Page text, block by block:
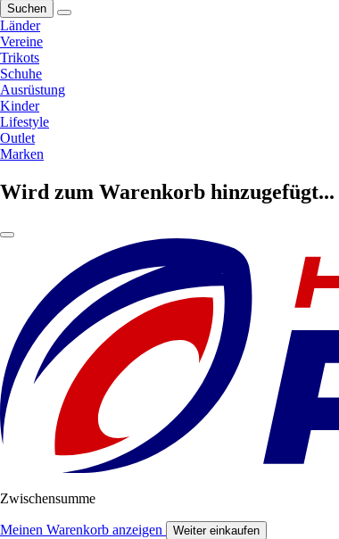
Suchen
Länder
Vereine
Trikots
Schuhe
Ausrüstung
Kinder
Lifestyle
Outlet
Marken
Wird zum Warenkorb hinzugefügt...
Zwischensumme
Meinen Warenkorb anzeigen Weiter einkaufen